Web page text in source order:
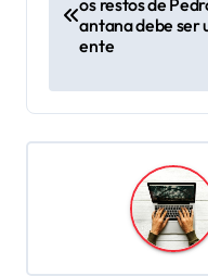
e
g
os restos de
antana debe ser
ente